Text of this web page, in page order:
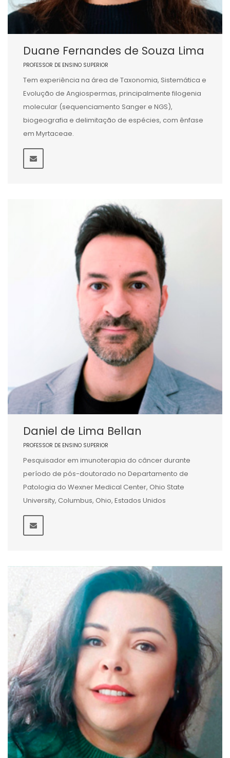
Duane Fernandes de Souza Lima
PROFESSOR DE ENSINO SUPERIOR
Tem experiência na área de Taxonomia, Sistemática e
Evolução de Angiospermas, principalmente filogenia
molecular (sequenciamento Sanger e NGS),
biogeografia e delimitação de espécies, com ênfase
em Myrtaceae.
Daniel de Lima Bellan
PROFESSOR DE ENSINO SUPERIOR
Pesquisador em imunoterapia do câncer durante
período de pós-doutorado no Departamento de
Patologia do Wexner Medical Center, Ohio State
University, Columbus, Ohio, Estados Unidos